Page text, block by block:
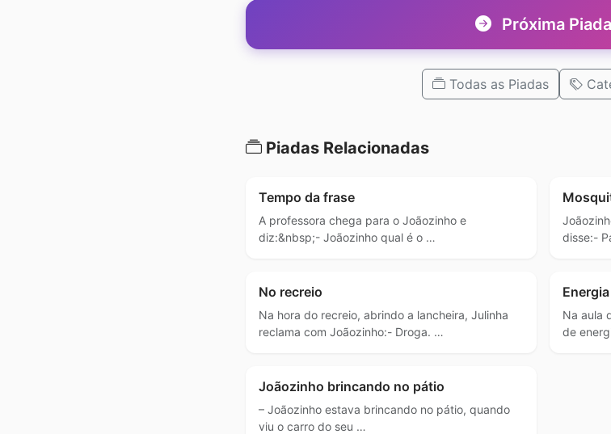
Próxima Piada
Todas as Piadas
Piadas Relacionadas
Tempo da frase
A professora chega para o Joãozinho e
diz:&nbsp;- Joãozinho qual é o …
disse:-
No recreio
Na hora do recreio, abrindo a lancheira, Julinha
reclama com Joãozinho:- Droga. …
Na aula
de
Joãozinho brincando no pátio
– Joãozinho estava brincando no pátio, quando
viu o carro do seu …